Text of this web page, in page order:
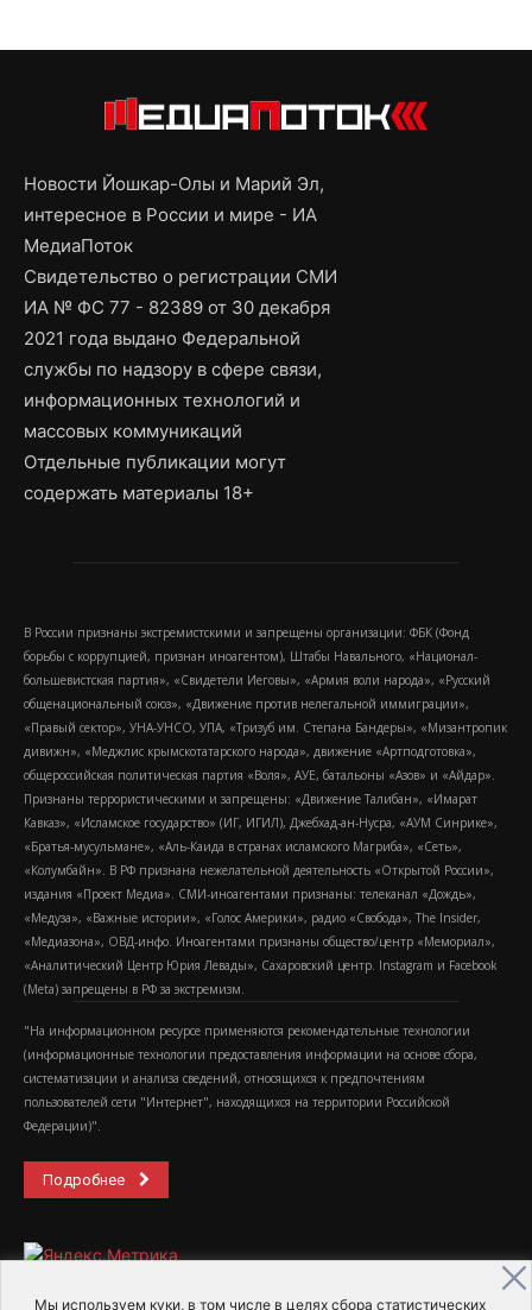
Мы используем куки, в том числе в целях сбора статистических
Новости Йошкар-Олы и Марий Эл,
интересное в России и мире - ИА
МедиаПоток
Свидетельство о регистрации СМИ
ИА № ФС 77 - 82389 от 30 декабря
2021 года выдано Федеральной
службы по надзору в сфере связи,
информационных технологий и
массовых коммуникаций
Отдельные публикации могут
содержать материалы 18+
В России признаны экстремистскими и запрещены организации: ФБК (Фонд
борьбы с коррупцией, признан иноагентом), Штабы Навального, «Национал-
большевистская партия», «Свидетели Иеговы», «Армия воли народа», «Русский
общенациональный союз», «Движение против нелегальной иммиграции»,
«Правый сектор», УНА-УНСО, УПА, «Тризуб им. Степана Бандеры», «Мизантропик
дивижн», «Меджлис крымскотатарского народа», движение «Артподготовка»,
общероссийская политическая партия «Воля», АУЕ, батальоны «Азов» и «Айдар».
Признаны террористическими и запрещены: «Движение Талибан», «Имарат
Кавказ», «Исламское государство» (ИГ, ИГИЛ), Джебхад-ан-Нусра, «АУМ Синрике»,
«Братья-мусульмане», «Аль-Каида в странах исламского Магриба», «Сеть»,
«Колумбайн». В РФ признана нежелательной деятельность «Открытой России»,
издания «Проект Медиа». СМИ-иноагентами признаны: телеканал «Дождь»,
«Медуза», «Важные истории», «Голос Америки», радио «Свобода», The Insider,
«Медиазона», ОВД-инфо. Иноагентами признаны общество/центр «Мемориал»,
«Аналитический Центр Юрия Левады», Сахаровский центр. Instagram и Facebook
(Metа) запрещены в РФ за экстремизм.
"На информационном ресурсе применяются рекомендательные технологии
(информационные технологии предоставления информации на основе сбора,
систематизации и анализа сведений, относящихся к предпочтениям
пользователей сети "Интернет", находящихся на территории Российской
Федерации)".
Подробнее